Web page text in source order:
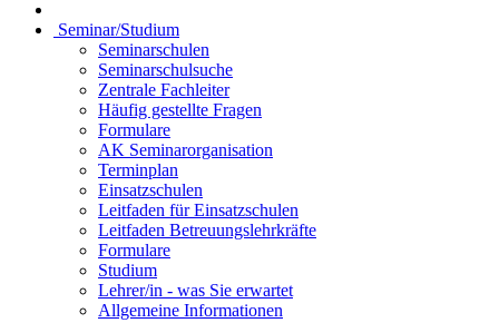
Seminar/Studium
Seminarschulen
Seminarschulsuche
Zentrale Fachleiter
Häufig gestellte Fragen
Formulare
AK Seminarorganisation
Terminplan
Einsatzschulen
Leitfaden für Einsatzschulen
Leitfaden Betreuungslehrkräfte
Formulare
Studium
Lehrer/in - was Sie erwartet
Allgemeine Informationen